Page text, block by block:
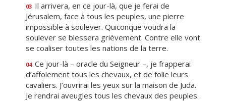
03 Il arrivera, en ce jour-là, que je ferai de
Jérusalem, face à tous les peuples, une pierre
impossible à soulever. Quiconque voudra la
soulever se blessera grièvement. Contre elle vont
se coaliser toutes les nations de la terre.
04 Ce jour-là – oracle du Seigneur –, je frapperai
d’affolement tous les chevaux, et de folie leurs
cavaliers. J’ouvrirai les yeux sur la maison de Juda.
Je rendrai aveugles tous les chevaux des peuples.